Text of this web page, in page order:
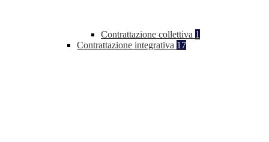
Contrattazione collettiva 1
Contrattazione integrativa 17